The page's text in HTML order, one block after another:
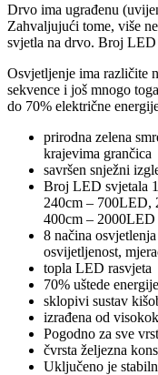
Drvo ima ugrađenu
Zahvaljujući tome, više
svjetla na drvo. Broj
Osvjetljenje ima različite
sekvence i još mnogo
do 70% električne
prirodna zelena
krajevima grančica
savršen snježni
Broj LED svjetala
240cm – 700LED,
400cm – 2000LED
8 načina
osvijetljenost,
topla LED rasvjeta
70% uštede
sklopivi sustav
izrađena od
Pogodno za sve
čvrsta željezna
Uključeno je